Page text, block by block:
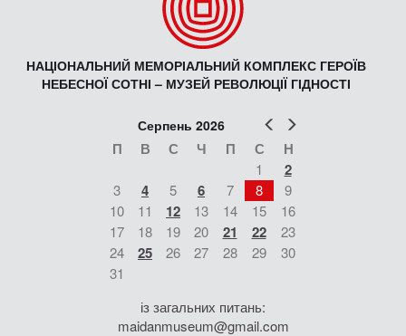
НАЦІОНАЛЬНИЙ МЕМОРІАЛЬНИЙ КОМПЛЕКС ГЕРОЇВ
НЕБЕСНОЇ СОТНІ – МУЗЕЙ РЕВОЛЮЦІЇ ГІДНОСТІ
Попер
Серпень 2026
П В С Ч П С Н
1 2
3 4 5 6 7 8
9
10
11 12 13 14 15
16
17
18 19 20 21 22
23
24
25 26 27 28 29
30
31
із загальних питань:
maidanmuseum@gmail.com